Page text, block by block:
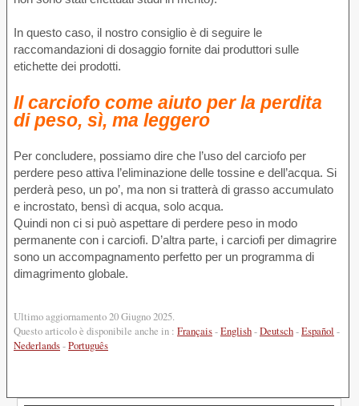
In questo caso, il nostro consiglio è di seguire le
raccomandazioni di dosaggio fornite dai produttori sulle
etichette dei prodotti.
Il carciofo come aiuto per la perdita
di peso, sì, ma leggero
Per concludere, possiamo dire che l’uso del carciofo per
perdere peso attiva l’eliminazione delle tossine e dell’acqua. Si
perderà peso, un po’, ma non si tratterà di grasso accumulato
e incrostato, bensì di acqua, solo acqua.
Quindi non ci si può aspettare di perdere peso in modo
permanente con i carciofi. D’altra parte, i carciofi per dimagrire
sono un accompagnamento perfetto per un programma di
dimagrimento globale.
Ultimo aggiornamento 20 Giugno 2025.
Questo articolo è disponibile anche in : Français-English-Deutsch-Español -
Nederlands-Português